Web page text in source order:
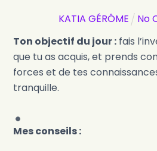
KATIA GÉRÔME
No
Ton objectif du jour : fais
que tu as acquis, et prends
forces et de tes
tranquille.
Mes conseils :